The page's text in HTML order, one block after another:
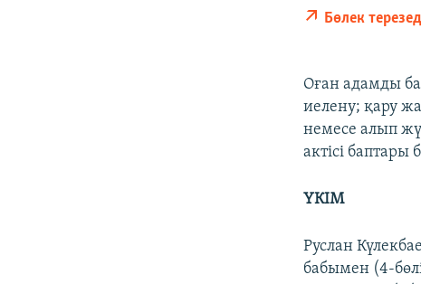
Бөлек
Оған адамды
иелену; қару
немесе алып
актісі
ҮКІМ
Руслан
бабымен (4-